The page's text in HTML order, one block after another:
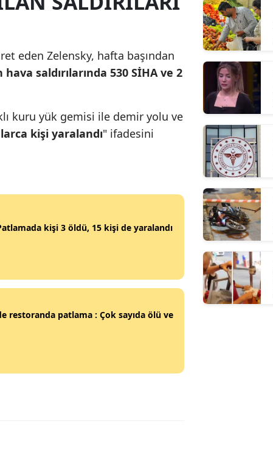
eden Zelensky, hafta başından
saldırılarında 530 SİHA ve 2
kuru yük gemisi ile demir yolu ve
kişi yaralandı" ifadesini
kişi 3 öldü, 15 kişi de yaralandı
restoranda patlama : Çok sayıda ölü ve